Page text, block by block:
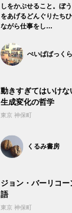
しをかぶせること。ぼ
をあげるどんぐりたち
ながら仕事をし…
ぺいぱばっく
動きすぎてはいけ
生成変化の哲学
東京 神保町
くるみ書房
ジョン・バーリコ
語
東京 神保町